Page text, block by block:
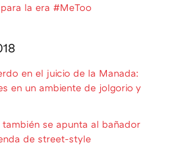
la era #MeToo
en el juicio de la Manada:
en un ambiente de jolgorio y
se apunta al bañador
de street-style